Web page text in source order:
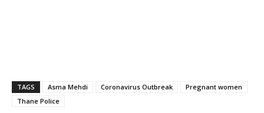
TAGS Asma Mehdi Coronavirus Outbreak
Pregnant women
Thane Police